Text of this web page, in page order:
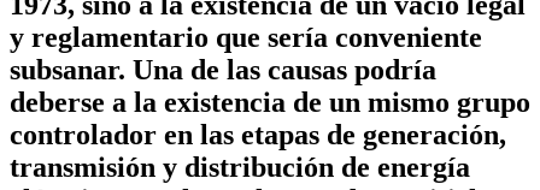
y reglamentario que sería conveniente
subsanar. Una de las causas podría
deberse a la existencia de un mismo grupo
controlador en las etapas de generación,
transmisión y distribución de energía